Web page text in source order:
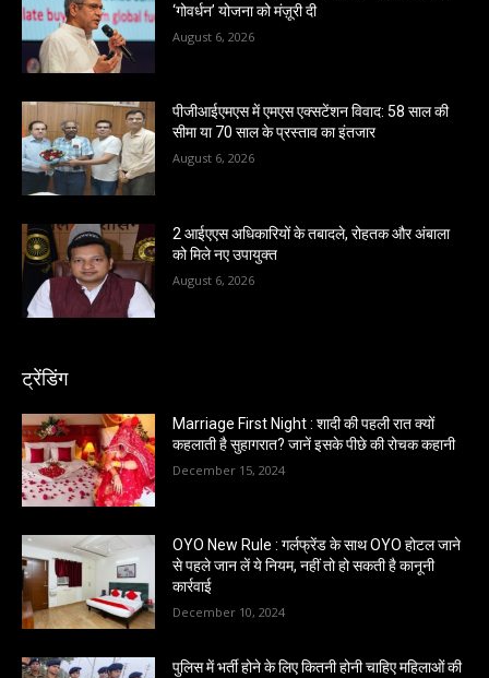
‘गोवर्धन’ योजना को मंज़ूरी दी
August 6, 2026
पीजीआईएमएस में एमएस एक्सटेंशन विवाद: 58 साल की
सीमा या 70 साल के प्रस्ताव का इंतजार
August 6, 2026
2 आईएएस अधिकारियों के तबादले, रोहतक और अंबाला
को मिले नए उपायुक्त
August 6, 2026
ट्रेंडिंग
Marriage First Night : शादी की पहली रात क्यों
कहलाती है सुहागरात? जानें इसके पीछे की रोचक कहानी
December 15, 2024
OYO New Rule : गर्लफ्रेंड के साथ OYO होटल जाने
से पहले जान लें ये नियम, नहीं तो हो सकती है कानूनी
कार्रवाई
December 10, 2024
पुलिस में भर्ती होने के लिए कितनी होनी चाहिए महिलाओं की